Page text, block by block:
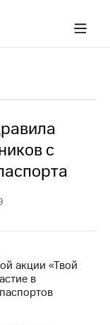
с
акции «Твой
в